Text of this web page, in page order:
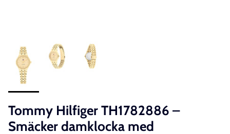
Tommy Hilfiger TH1782886 –
Smäcker damklocka med